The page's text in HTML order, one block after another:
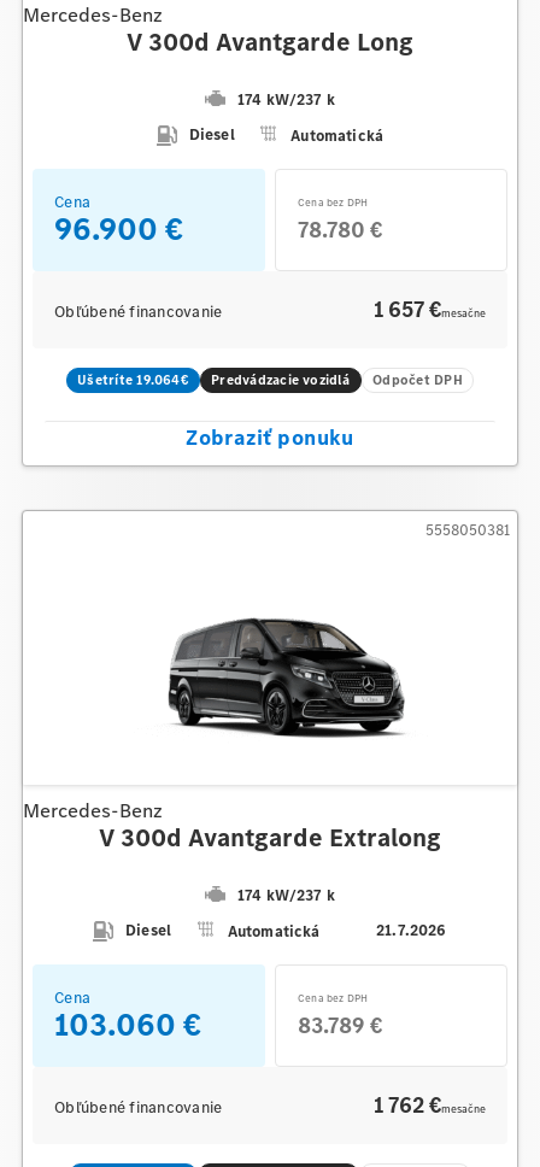
Mercedes-Benz
V 300d Avantgarde Long
174 kW/237 k
Diesel
Automatická
Cena
96.900 €
Cena bez DPH
78.780 €
Obľúbené financovanie 1 657 €mesačne
Ušetríte 19.064€ Predvádzacie vozidlá Odpočet DPH
Zobraziť ponuku
Mercedes-Benz
V 300d Avantgarde Extralong
174 kW/237 k
Diesel
Automatická 21.7.2026
5558050381
Cena
103.060 €
Cena bez DPH
83.789 €
Obľúbené financovanie 1 762 €mesačne